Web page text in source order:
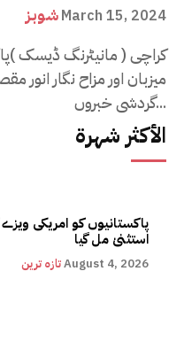
شوبزMarch 15, 2024
کراچی ( مانیٹرنگ ڈیسک
میزبان اور مزاح نگار انور
گردشی خبروں...
الأكثر شهرة
پاکستانیوں کو امریکی ویزے
استثنیٰ مل گیا
تازہ ترینAugust 4, 2026